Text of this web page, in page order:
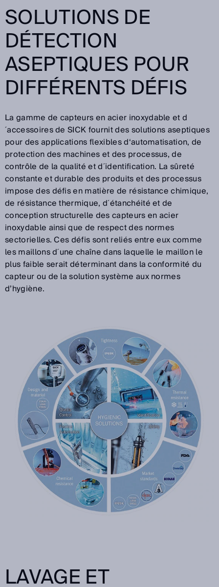
SOLUTIONS DE
DÉTECTION
ASEPTIQUES POUR
DIFFÉRENTS DÉFIS
La gamme de capteurs en acier inoxydable et d
´accessoires de SICK fournit des solutions aseptiques
pour des applications flexibles d‘automatisation, de
protection des machines et des processus, de
contrôle de la qualité et d´identification. La sûreté
constante et durable des produits et des processus
impose des défis en matière de résistance chimique,
de résistance thermique, d´étanchéité et de
conception structurelle des capteurs en acier
inoxydable ainsi que de respect des normes
sectorielles. Ces défis sont reliés entre eux comme
les maillons d´une chaîne dans laquelle le maillon le
plus faible serait déterminant dans la conformité du
capteur ou de la solution système aux normes
d’hygiène.
LAVAGE ET